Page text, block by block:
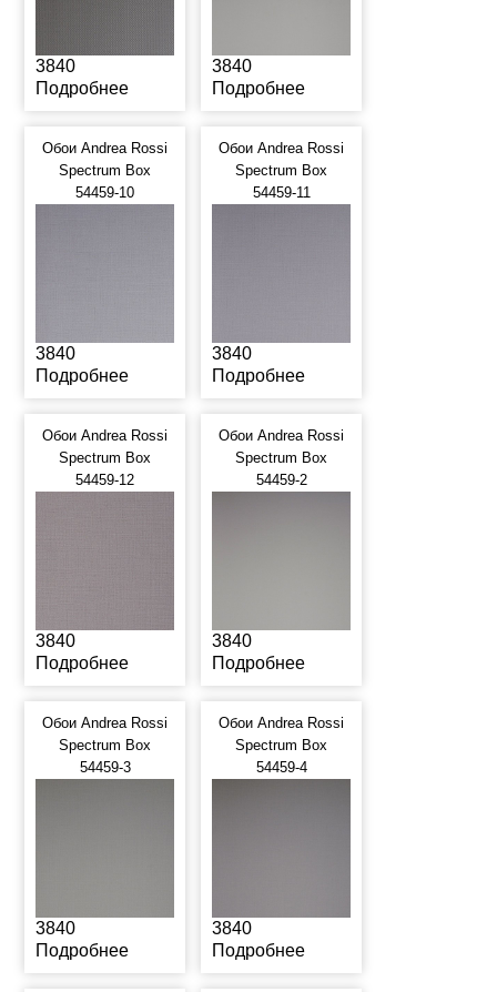
3840
Подробнее
3840
Подробнее
Обои Andrea Rossi
Spectrum Box
54459-10
3840
Подробнее
Обои Andrea Rossi
Spectrum Box
54459-11
3840
Подробнее
Обои Andrea Rossi
Spectrum Box
54459-12
3840
Подробнее
Обои Andrea Rossi
Spectrum Box
54459-2
3840
Подробнее
Обои Andrea Rossi
Spectrum Box
54459-3
3840
Подробнее
Обои Andrea Rossi
Spectrum Box
54459-4
3840
Подробнее